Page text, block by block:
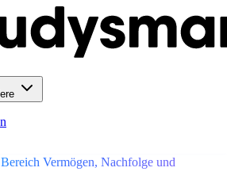
Vermögen, Nachfolge und